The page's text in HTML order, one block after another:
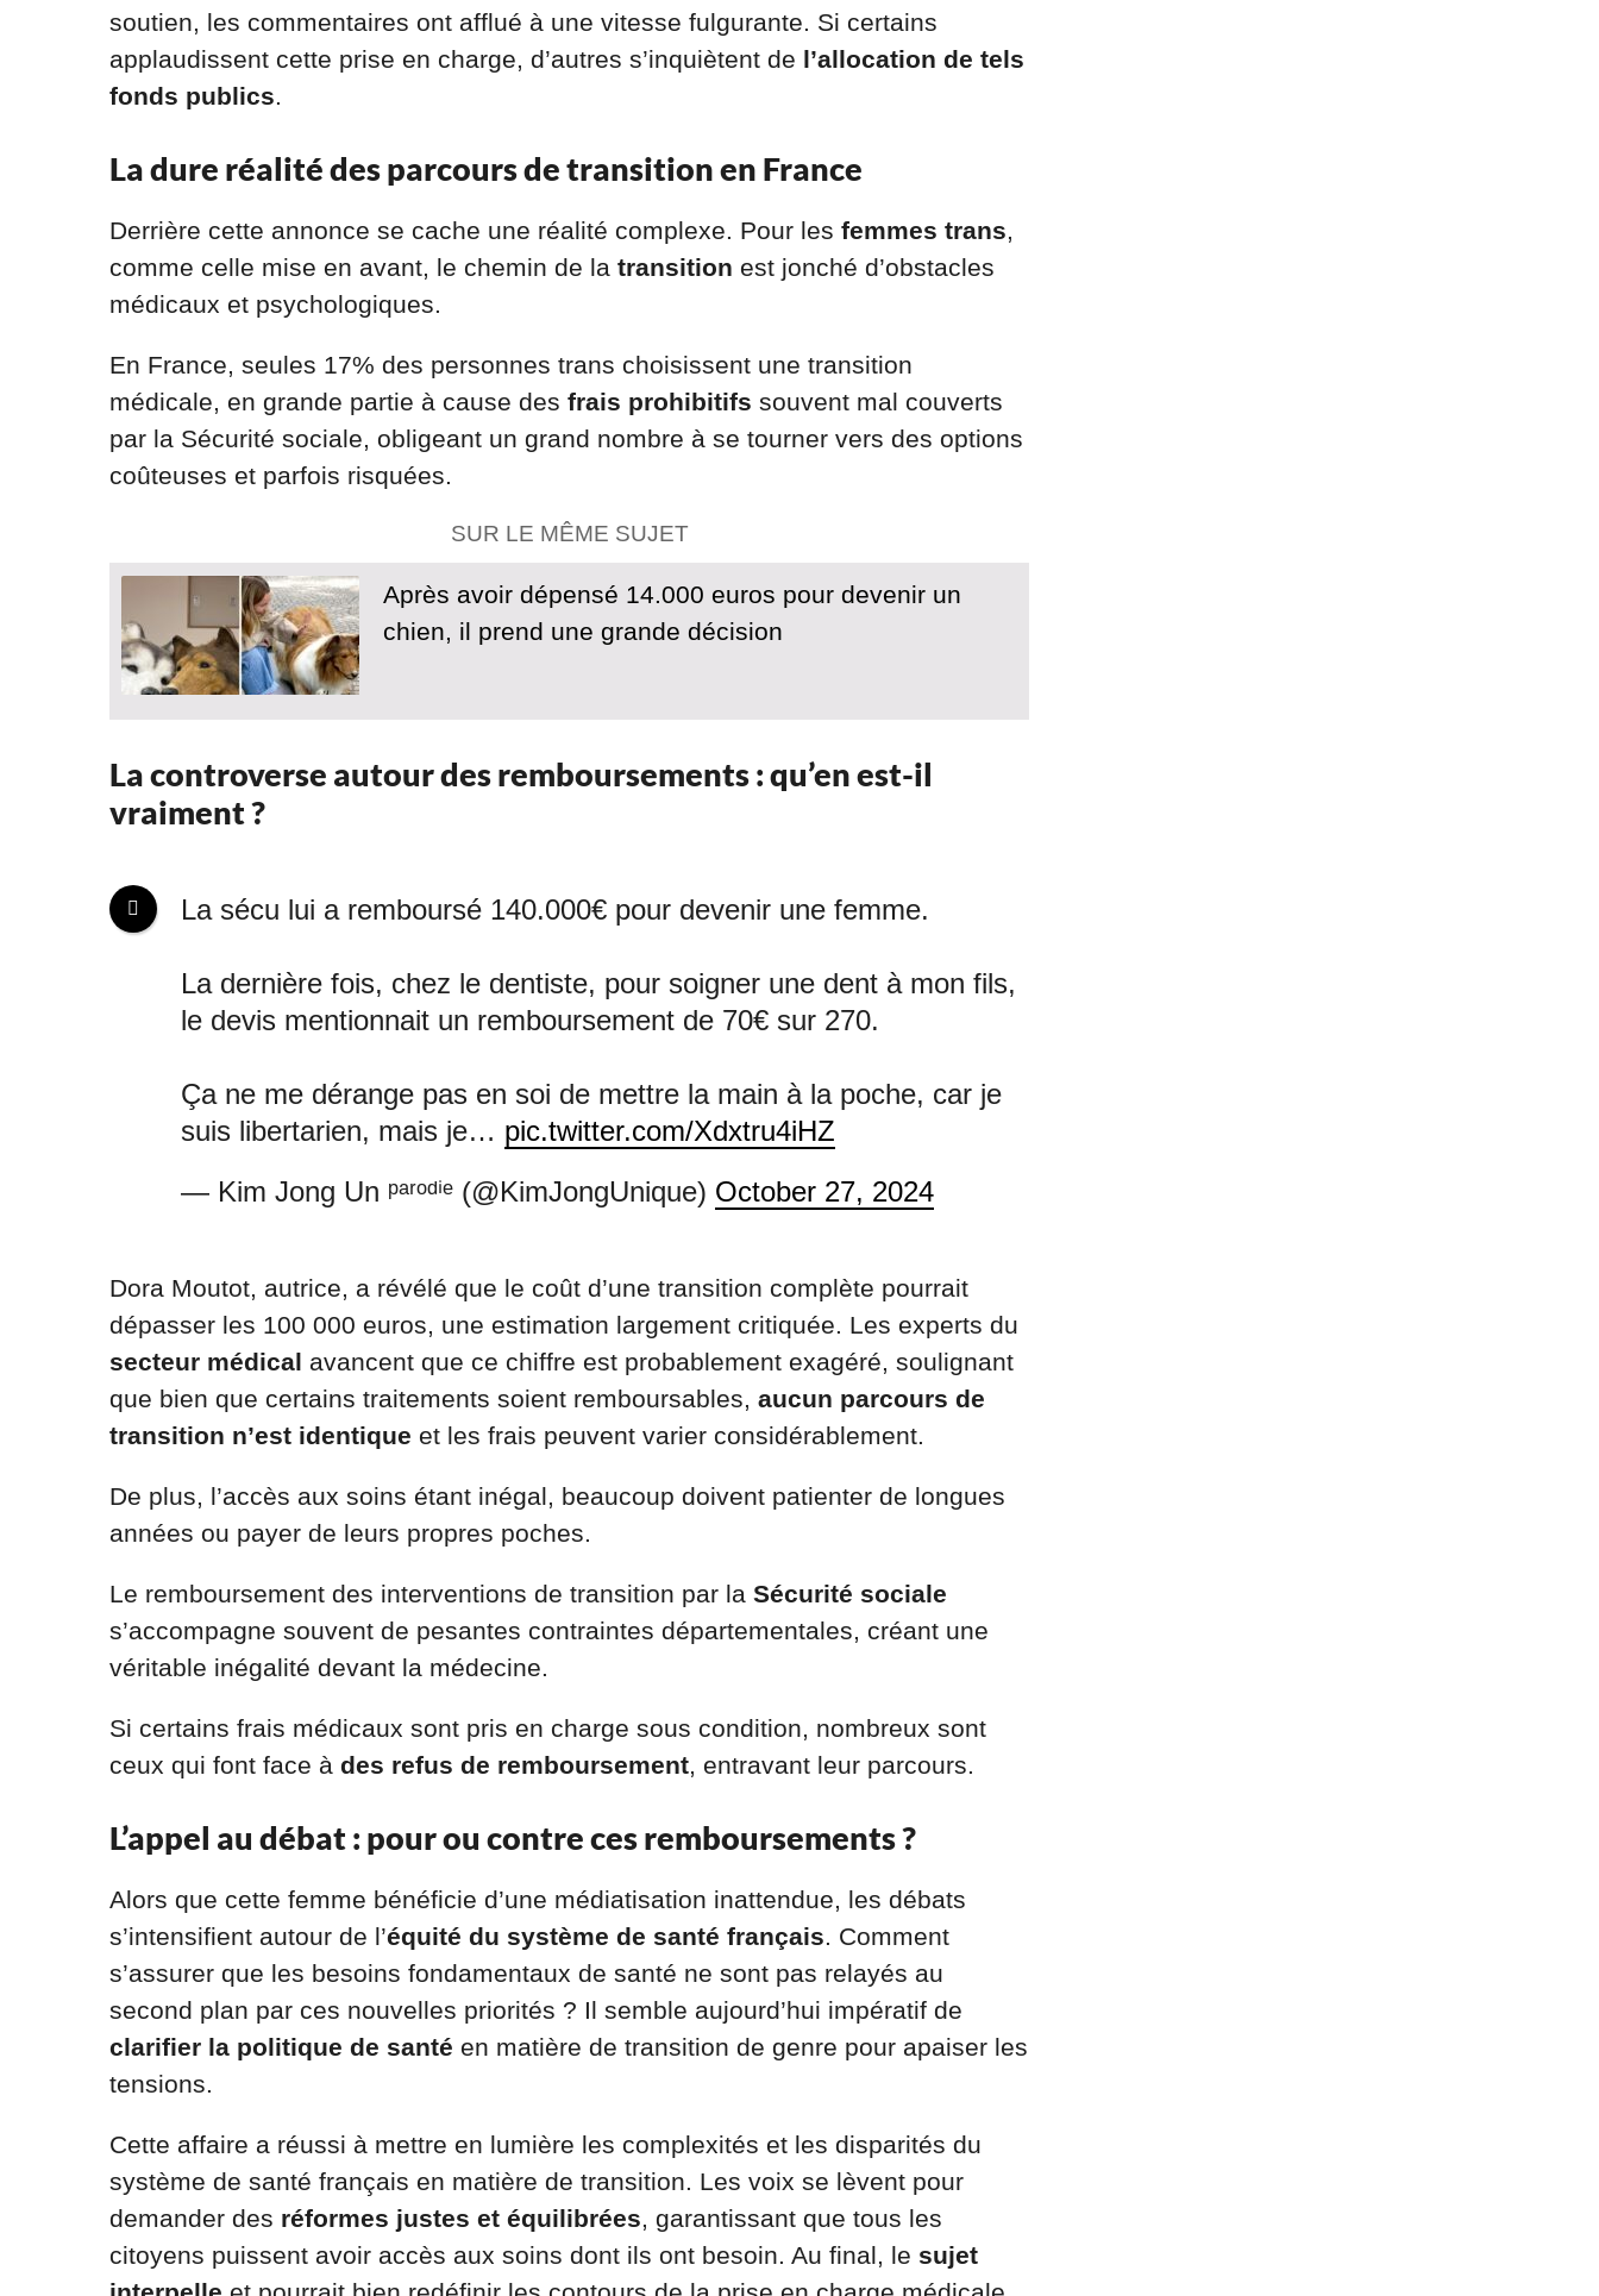
soutien, les commentaires ont afflué à une vitesse fulgurante. Si certains
applaudissent cette prise en charge, d’autres s’inquiètent de l’allocation de tels
fonds publics
La dure réalité des parcours de transition en France
Derrière cette annonce se cache une réalité complexe. Pour les femmes trans
comme celle mise en avant, le chemin de la transition est jonché d’obstacles
médicaux et psychologiques.
En France, seules 17% des personnes trans choisissent une transition
médicale, en grande partie à cause des frais prohibitifs souvent mal couverts
par la Sécurité sociale, obligeant un grand nombre à se tourner vers des options
coûteuses et parfois risquées.
SUR LE MÊME SUJET
Après avoir dépensé 14.000 euros pour devenir un
chien, il prend une grande décision
La controverse autour des remboursements : qu’en est-il
vraiment ?
La sécu lui a remboursé 140.000€ pour devenir une femme.
La dernière fois, chez le dentiste, pour soigner une dent à mon fils,
le devis mentionnait un remboursement de 70€ sur 270.
Ça ne me dérange pas en soi de mettre la main à la poche, car je
suis libertarien, mais je… pic.twitter.com/Xdxtru4iHZ
— Kim Jong Un ᵖᵃʳᵒᵈⁱᵉ (@KimJongUnique) October 27, 2024
Dora Moutot, autrice, a révélé que le coût d’une transition complète pourrait
dépasser les 100 000 euros, une estimation largement critiquée. Les experts du
secteur médical avancent que ce chiffre est probablement exagéré, soulignant
que bien que certains traitements soient remboursables, aucun parcours de
transition n’est identique et les frais peuvent varier considérablement.
De plus, l’accès aux soins étant inégal, beaucoup doivent patienter de longues
années ou payer de leurs propres poches.
Le remboursement des interventions de transition par la Sécurité sociale
s’accompagne souvent de pesantes contraintes départementales, créant une
véritable inégalité devant la médecine.
Si certains frais médicaux sont pris en charge sous condition, nombreux sont
ceux qui font face à des refus de remboursement , entravant leur parcours.
L’appel au débat : pour ou contre ces remboursements ?
Alors que cette femme bénéficie d’une médiatisation inattendue, les débats
s’intensifient autour de l’équité du système de santé français . Comment
s’assurer que les besoins fondamentaux de santé ne sont pas relayés au
second plan par ces nouvelles priorités ? Il semble aujourd’hui impératif de
clarifier la politique de santé en matière de transition de genre pour apaiser les
tensions.
Cette affaire a réussi à mettre en lumière les complexités et les disparités du
système de santé français en matière de transition. Les voix se lèvent pour
demander des réformes justes et équilibrées , garantissant que tous les
citoyens puissent avoir accès aux soins dont ils ont besoin. Au final, le sujet